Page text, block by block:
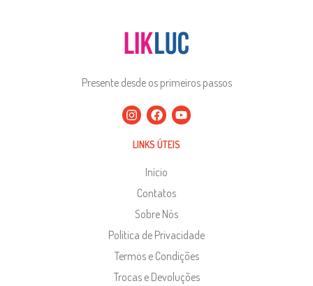
Presente desde os primeiros passos
LINKS ÚTEIS
Início
Contatos
Sobre Nós
Política de Privacidade
Termos e Condições
Trocas e Devoluções